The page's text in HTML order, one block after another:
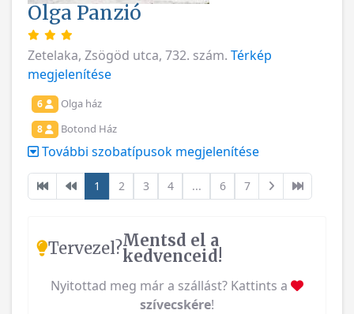
Olga Panzió
Zetelaka, Zsögöd utca, 732. szám. Térkép
megjelenítése
6 Olga ház
8 Botond Ház
További szobatípusok megjelenítése
1 2 3 4 ... 6 7
Tervezel?Mentsd el a
kedvenceid!
Nyitottad meg már a szállást? Kattints a
szívecskére!